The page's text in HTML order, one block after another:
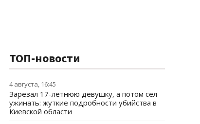
ТОП-новости
4 августа, 16:45
Зарезал 17-летнюю девушку, а потом сел
ужинать: жуткие подробности убийства в
Киевской области